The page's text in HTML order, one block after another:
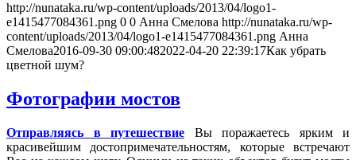
http://nunataka.ru/wp-content/uploads/2013/04/logo1-
e1415477084361.png 0 0 Анна Смелова http://nunataka.ru/wp-
content/uploads/2013/04/logo1-e1415477084361.png Анна
Смелова2016-09-30 09:00:482022-04-20 22:39:17Как убрать
цветной шум?
Фотографии мостов
Отправляясь в путешествие Вы поражаетесь ярким и
красивейшим достопримечательностям, которые встречают